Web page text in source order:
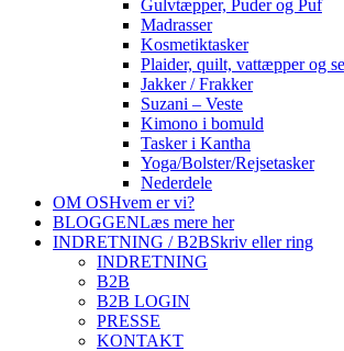
Gulvtæpper, Puder og Puf
Madrasser
Kosmetiktasker
Plaider, quilt, vattæpper og
Jakker / Frakker
Suzani – Veste
Kimono i bomuld
Tasker i Kantha
Yoga/Bolster/Rejsetasker
Nederdele
OM OSHvem er vi?
BLOGGENLæs mere her
INDRETNING / B2BSkriv eller ring
INDRETNING
B2B
B2B LOGIN
PRESSE
KONTAKT